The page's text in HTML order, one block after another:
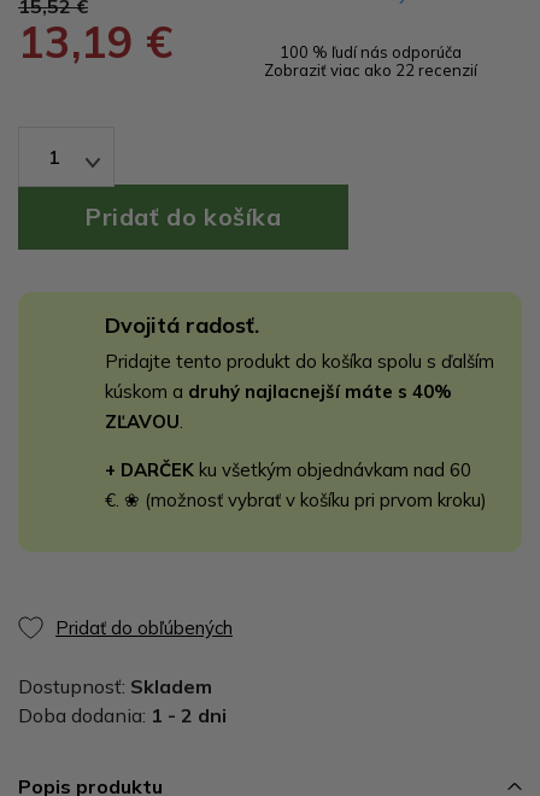
15,52 €
13,19 €
100 % ľudí nás odporúča
Zobraziť viac ako 22 recenzií
1
Dvojitá radosť.
Pridajte tento produkt do košíka spolu s ďalším
kúskom a druhý najlacnejší máte s 40%
ZĽAVOU
+ DARČEK ku všetkým objednávkam nad 60
€. ❀ (možnosť vybrať v košíku pri prvom kroku)
Pridať do obľúbených
Dostupnosť: Skladem
Doba dodania: 1 - 2 dni
Popis produktu